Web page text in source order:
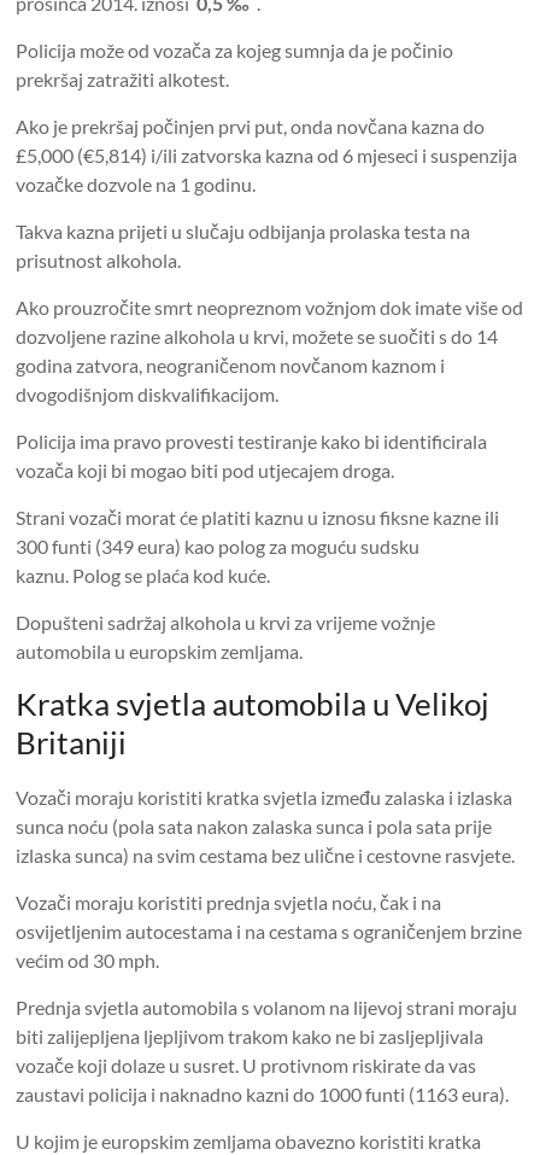
Policija može od vozača za kojeg sumnja da je počinio
prekršaj zatražiti alkotest.
Ako je prekršaj počinjen prvi put, onda novčana kazna do
£5,000 (€5,814) i/ili zatvorska kazna od 6 mjeseci i suspenzija
vozačke dozvole na 1 godinu.
Takva kazna prijeti u slučaju odbijanja prolaska testa na
prisutnost alkohola.
Ako prouzročite smrt neopreznom vožnjom dok imate više od
dozvoljene razine alkohola u krvi, možete se suočiti s do 14
godina zatvora, neograničenom novčanom kaznom i
dvogodišnjom diskvalifikacijom.
Policija ima pravo provesti testiranje kako bi identificirala
vozača koji bi mogao biti pod utjecajem droga.
Strani vozači morat će platiti kaznu u iznosu fiksne kazne ili
300 funti (349 eura) kao polog za moguću sudsku
kaznu. Polog se plaća kod kuće.
Dopušteni sadržaj alkohola u krvi za vrijeme vožnje
automobila u europskim zemljama.
Kratka svjetla automobila u Velikoj
Britaniji
Vozači moraju koristiti kratka svjetla između zalaska i izlaska
sunca noću (pola sata nakon zalaska sunca i pola sata prije
izlaska sunca) na svim cestama bez ulične i cestovne rasvjete.
Vozači moraju koristiti prednja svjetla noću, čak i na
osvijetljenim autocestama i na cestama s ograničenjem brzine
većim od 30 mph.
Prednja svjetla automobila s volanom na lijevoj strani moraju
biti zalijepljena ljepljivom trakom kako ne bi zasljepljivala
vozače koji dolaze u susret. U protivnom riskirate da vas
zaustavi policija i naknadno kazni do 1000 funti (1163 eura).
U kojim je europskim zemljama obavezno koristiti kratka